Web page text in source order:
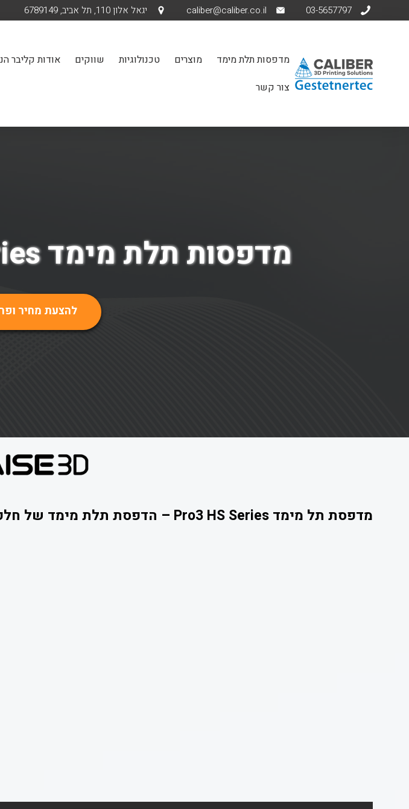
03-5657797
caliber@caliber.co.il יגאל אלון 110, תל אביב, 6789149
מדפסות תלת מימד מוצרים טכנולוגיות שווקים
אודות קליבר
צור קשר
מדפסות תלת מימד Raise3D Pro3 HS Series
להצעת מחיר
מדפסת תל מימד Pro3 HS Series – הדפסת תלת מימד של חלקים מרוכבים גדולים בפשטות מקסימלית.